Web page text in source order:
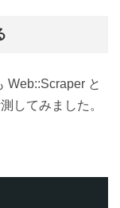
Web::Scraper と
してみました。